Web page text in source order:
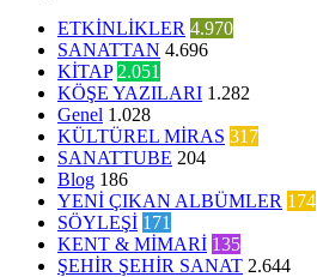
ETKİNLİKLER 4.970
SANATTAN 4.696
KİTAP 2.051
KÖŞE YAZILARI 1.282
Genel 1.028
KÜLTÜREL MİRAS 317
SANATTUBE 204
Blog 186
YENİ ÇIKAN ALBÜMLER 174
SÖYLEŞİ 171
KENT & MİMARİ 135
ŞEHİR ŞEHİR SANAT 2.644